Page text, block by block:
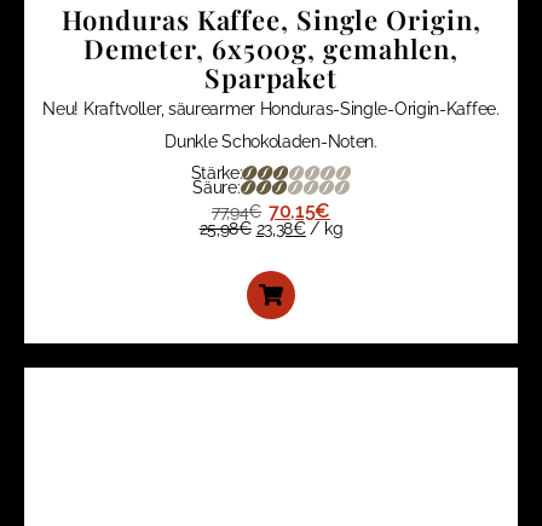
Honduras Kaffee, Single Origin,
Demeter, 6x500g, gemahlen,
Sparpaket
Neu! Kraftvoller, säurearmer Honduras-Single-Origin-Kaffee.
Dunkle Schokoladen-Noten.
Stärke:
Säure:
77,94€ 70,15€
25,98€ 23,38€/ kg